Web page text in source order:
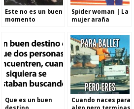
Este no es un buen
momento
Spider woman | La
mujer araña
Que es un buen
Cuando naces para